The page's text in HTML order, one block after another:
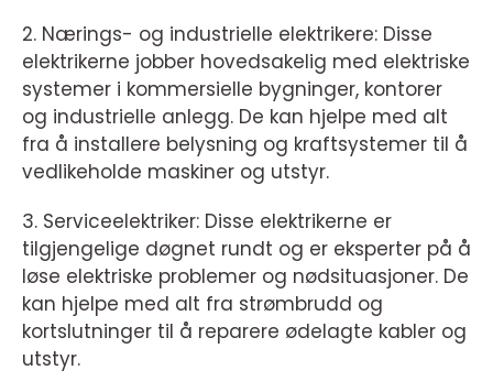
2. Nærings- og industrielle elektrikere: Disse
elektrikerne jobber hovedsakelig med elektriske
systemer i kommersielle bygninger, kontorer
og industrielle anlegg. De kan hjelpe med alt
fra å installere belysning og kraftsystemer til å
vedlikeholde maskiner og utstyr.
3. Serviceelektriker: Disse elektrikerne er
tilgjengelige døgnet rundt og er eksperter på å
løse elektriske problemer og nødsituasjoner. De
kan hjelpe med alt fra strømbrudd og
kortslutninger til å reparere ødelagte kabler og
utstyr.